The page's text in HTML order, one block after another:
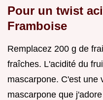
Pour un twist
Framboise
Remplacez 200 g de
fraîches. L'acidité du
mascarpone. C'est une
mascarpone que